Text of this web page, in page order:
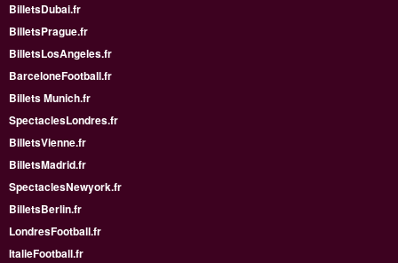
BilletsDubai.fr
BilletsPrague.fr
BilletsLosAngeles.fr
BarceloneFootball.fr
Billets Munich.fr
SpectaclesLondres.fr
BilletsVienne.fr
BilletsMadrid.fr
SpectaclesNewyork.fr
BilletsBerlin.fr
LondresFootball.fr
ItalieFootball.fr